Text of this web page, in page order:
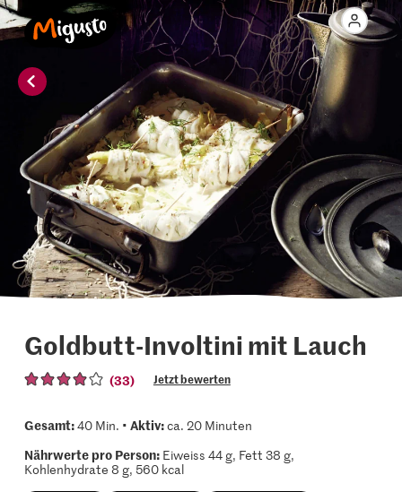
Goldbutt-Involtini mit Lauch
(33) Jetzt bewerten
Gesamt:40 Min. • Aktiv:ca. 20 Minuten
Nährwerte pro Person:Eiweiss 44 g, Fett 38 g,
Kohlenhydrate 8 g, 560 kcal